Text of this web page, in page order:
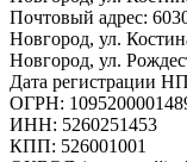
Почтовый адрес:
Новгород, ул.
Новгород, ул.
Дата регистрации
ОГРН:
ИНН: 5260251453
КПП: 526001001